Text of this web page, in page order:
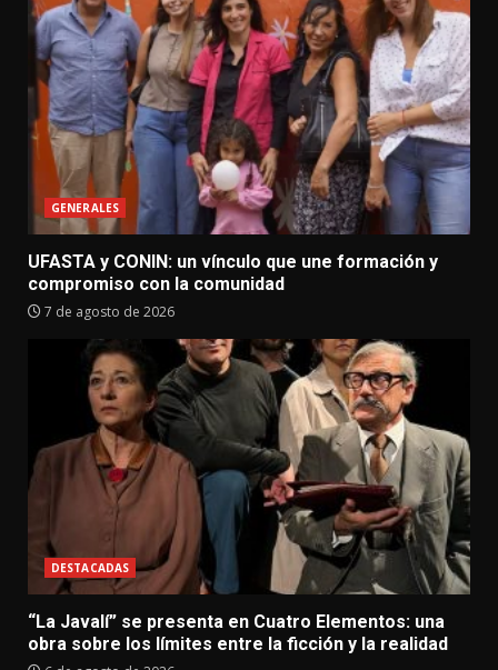
GENERALES
UFASTA y CONIN: un vínculo que une formación y
compromiso con la comunidad
7 de agosto de 2026
DESTACADAS
“La Javalí” se presenta en Cuatro Elementos: una
obra sobre los límites entre la ficción y la realidad